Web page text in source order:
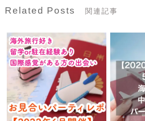
Related Posts 関連記事